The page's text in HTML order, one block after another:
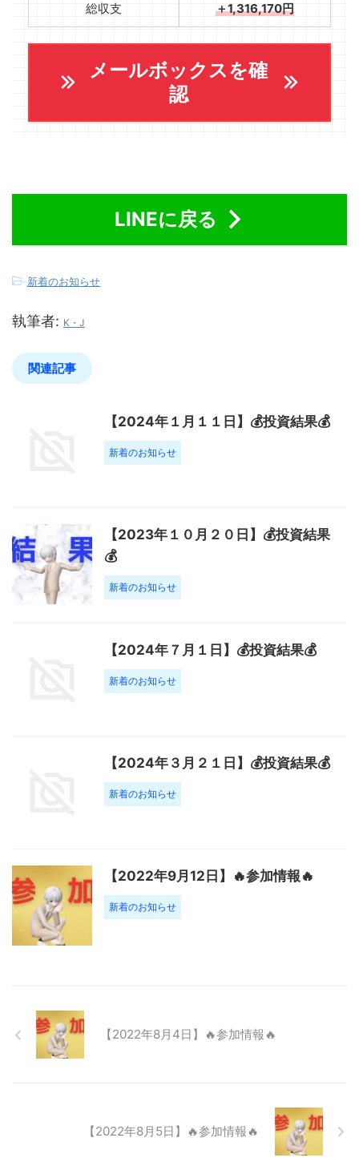
総収支 ＋1,316,170円
メールボックスを確
認
LINEに戻る
-新着のお知らせ
執筆者: K・J
関連記事
【2024年１月１１日】💰投資結果💰
新着のお知らせ
【2023年１０月２０日】💰投資結果
💰
新着のお知らせ
【2024年７月１日】💰投資結果💰
新着のお知らせ
【2024年３月２１日】💰投資結果💰
新着のお知らせ
【2022年9月12日】🔥参加情報🔥
新着のお知らせ
【2022年8月4日】🔥参加情報🔥
【2022年8月5日】🔥参加情報🔥